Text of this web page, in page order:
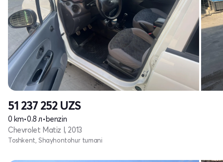
51 237 252 UZS
0 km•0.8 л•benzin
Chevrolet Matiz I, 2013
Toshkent, Shayhontohur tumani